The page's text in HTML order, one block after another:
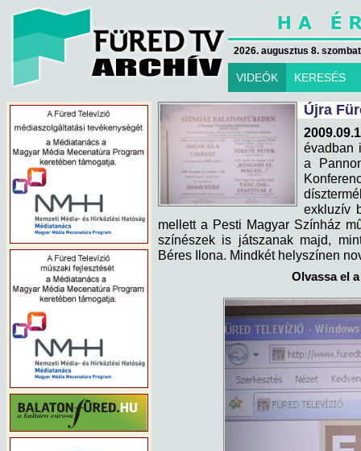
2026. augusztus 8.
VIDEÓK KERESÉS
Újra
évadban
a
exkluzív
mellett a Pesti Magyar Színház
színészek is játszanak majd,
Béres Ilona. Mindkét helyszínen
Olvassa el